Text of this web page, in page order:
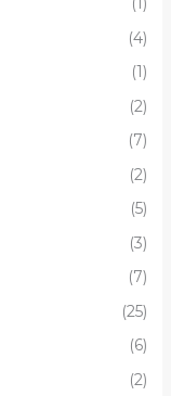
(4)
(1)
(2)
(7)
(2)
(5)
(3)
(7)
(25)
(6)
(2)